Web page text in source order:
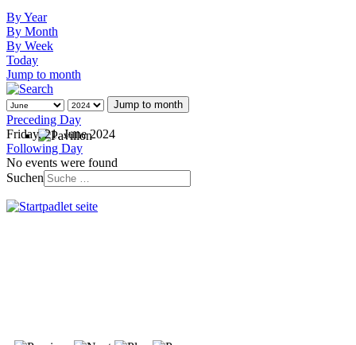
By Year
By Month
By Week
Today
Jump to month
Jump to month
Preceding Day
Friday, 21. June 2024
Following Day
No events were found
Suchen